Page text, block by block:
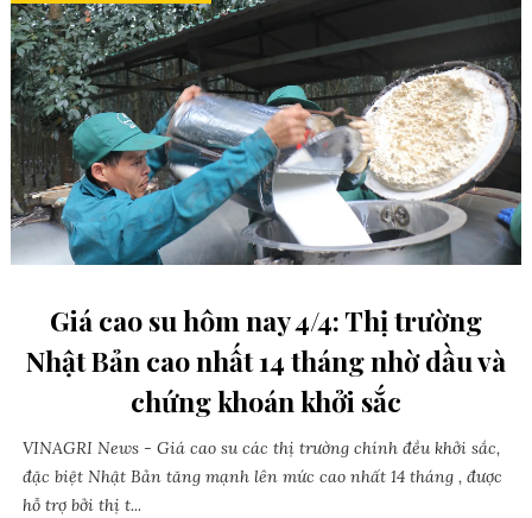
Giá cao su hôm nay 4/4: Thị trường
Nhật Bản cao nhất 14 tháng nhờ dầu và
chứng khoán khởi sắc
VINAGRI News - Giá cao su các thị trường chính đều khởi sắc,
đặc biệt Nhật Bản tăng mạnh lên mức cao nhất 14 tháng , được
hỗ trợ bởi thị t...